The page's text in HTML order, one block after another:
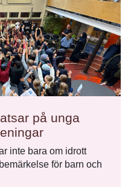
på unga
inte bara om idrott
för barn och